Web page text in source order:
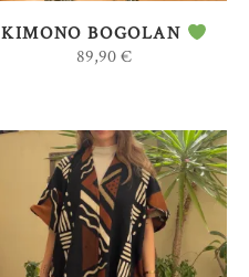
KIMONO BOGOLAN
89,90€
AJOUTER AU
PANIER